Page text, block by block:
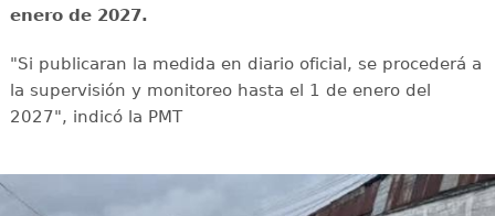
enero de 2027.
"Si publicaran la medida en diario oficial, se procederá a
la supervisión y monitoreo hasta el 1 de enero del
2027", indicó la PMT